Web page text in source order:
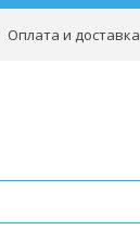
Оплата и доставка